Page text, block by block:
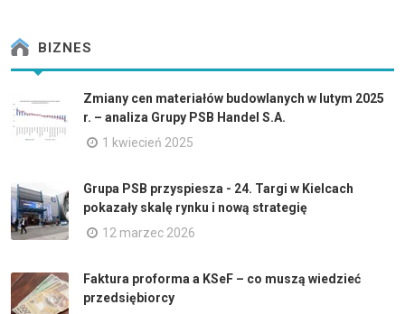
BIZNES
Zmiany cen materiałów budowlanych w lutym 2025
r. – analiza Grupy PSB Handel S.A.
1 kwiecień 2025
Grupa PSB przyspiesza - 24. Targi w Kielcach
pokazały skalę rynku i nową strategię
12 marzec 2026
Faktura proforma a KSeF – co muszą wiedzieć
przedsiębiorcy